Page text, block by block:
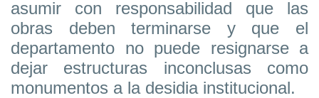
asumir con responsabilidad que las
obras deben terminarse y que el
departamento no puede resignarse a
dejar estructuras inconclusas como
monumentos a la desidia institucional.